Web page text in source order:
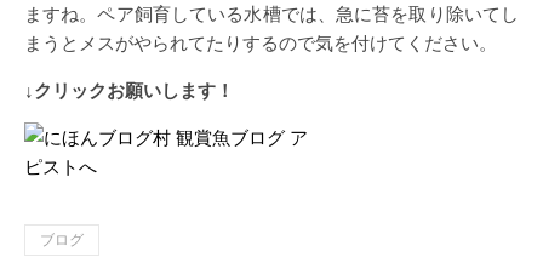
ますね。ペア飼育している水槽では、急に苔を取り除いてし
まうとメスがやられてたりするので気を付けてください。
↓クリックお願いします！
ブログ